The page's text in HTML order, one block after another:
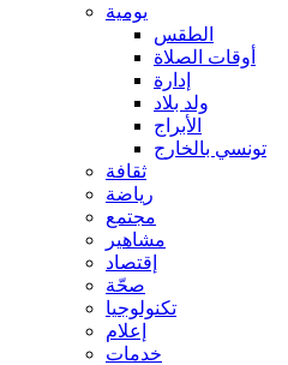
يومية
الطقس
أوقات الصلاة
إدارة
ولد بلاد
الأبراج
تونسي بالخارج
ثقافة
رياضة
مجتمع
مشاهير
إقتصاد
صحّة
تكنولوجيا
إعلام
خدمات